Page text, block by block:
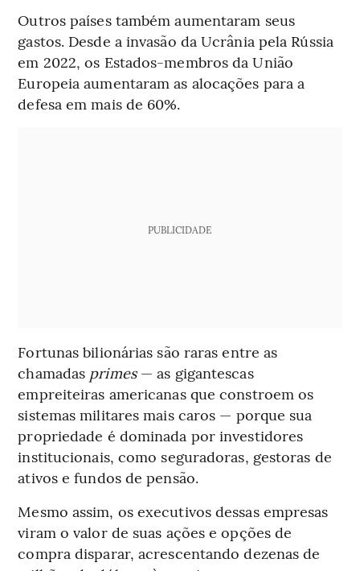
Outros países também aumentaram seus
gastos. Desde a invasão da Ucrânia pela Rússia
em 2022, os Estados-membros da União
Europeia aumentaram as alocações para a
defesa em mais de 60%.
PUBLICIDADE
Fortunas bilionárias são raras entre as
chamadas primes— as gigantescas
empreiteiras americanas que constroem os
sistemas militares mais caros — porque sua
propriedade é dominada por investidores
institucionais, como seguradoras, gestoras de
ativos e fundos de pensão.
Mesmo assim, os executivos dessas empresas
viram o valor de suas ações e opções de
compra disparar, acrescentando dezenas de